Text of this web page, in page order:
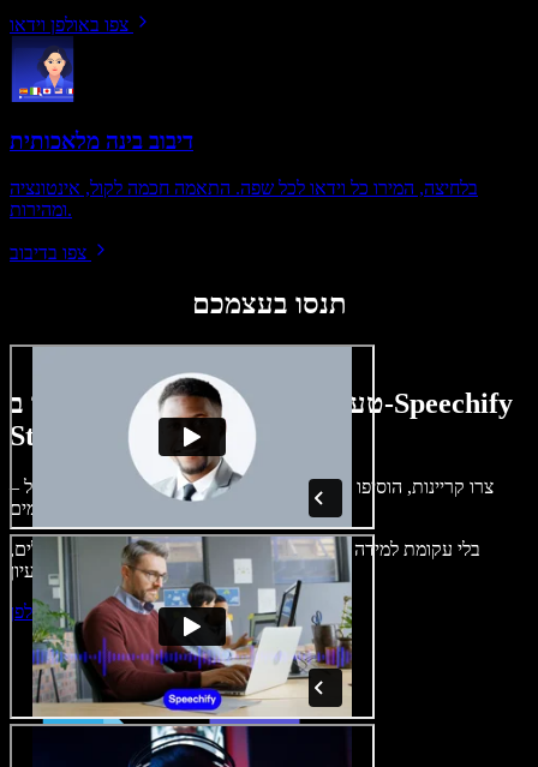
צפו באולפן וידאו
דיבוב בינה מלאכותית
בלחיצה, המירו כל וידאו לכל שפה. התאמה חכמה לקול, אינטונציה
ומהירות.
צפו בדיבוב
תנסו בעצמכם
טעימה קטנה ממה שתוכלו ליצור ב-Speechify
Studio.
צרו קריינות, הוסיפו תמונות ללא זכויות, אודיו, סרטונים ושיבוט קול –
בלי עקומת למידה – הכול זמין בדפדפן. יוצרי תוכן כבר לא מוגבלים,
התחילו ליצור באולפן